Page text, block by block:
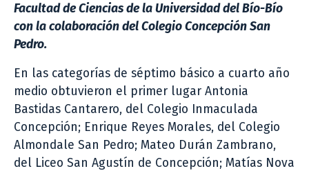
Facultad de Ciencias de la Universidad del Bío-Bío
con la colaboración del Colegio Concepción San
Pedro.
En las categorías de séptimo básico a cuarto año
medio obtuvieron el primer lugar Antonia
Bastidas Cantarero, del Colegio Inmaculada
Concepción; Enrique Reyes Morales, del Colegio
Almondale San Pedro; Mateo Durán Zambrano,
del Liceo San Agustín de Concepción; Matías Nova